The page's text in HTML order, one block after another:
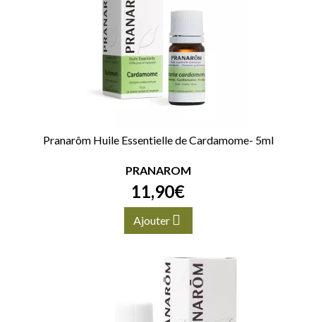
Pranarôm Huile Essentielle de Cardamome- 5ml
PRANAROM
11,90€
Ajouter